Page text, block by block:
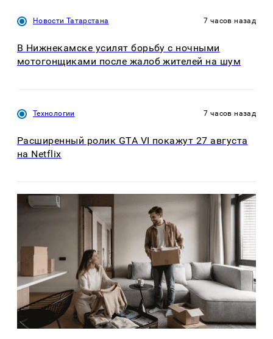
Новости Татарстана 7 часов назад
В Нижнекамске усилят борьбу с ночными
мотогонщиками после жалоб жителей на шум
Технологии 7 часов назад
Расширенный ролик GTA VI покажут 27 августа
на Netflix